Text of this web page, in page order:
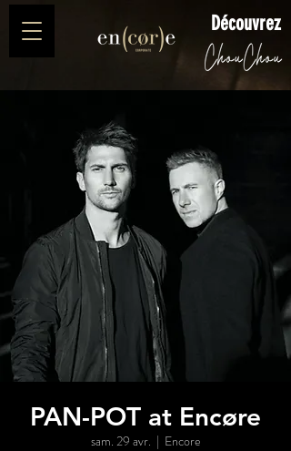
Découvrez
PAN-POT at Encøre
sam. 29 avr.
  |
Encore